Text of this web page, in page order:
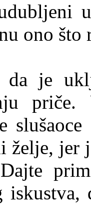
ono što
da je
želje, jer